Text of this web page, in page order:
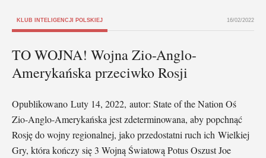
KLUB INTELIGENCJI POLSKIEJ 16/02/2022
TO WOJNA! Wojna Zio-Anglo-
Amerykańska przeciwko Rosji
Opublikowano Luty 14, 2022, autor: State of the Nation Oś
Zio-Anglo-Amerykańska jest zdeterminowana, aby popchnąć
Rosję do wojny regionalnej, jako przedostatni ruch ich Wielkiej
Gry, która kończy się 3 Wojną Światową Potus Oszust Joe